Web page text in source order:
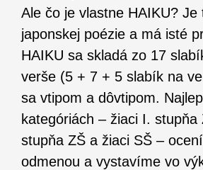
Ale čo je vlastne HAIKU? Je
japonskej poézie a má isté
HAIKU sa skladá zo 17
verše (5 + 7 + 5 slabík na
sa vtipom a dôvtipom.
kategóriách – žiaci I. stupňa
stupňa ZŠ a žiaci SŠ –
odmenou a vystavíme vo